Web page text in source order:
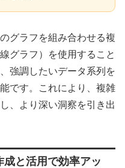
グラフを組み合わせる複
グラフ）を使用すること
強調したいデータ系列を
です。これにより、複雑
、より深い洞察を引き出
と活用で効率アッ